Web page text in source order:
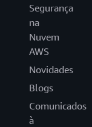
Segurança
na
Nuvem
AWS
Novidades
Blogs
Comunicados
à